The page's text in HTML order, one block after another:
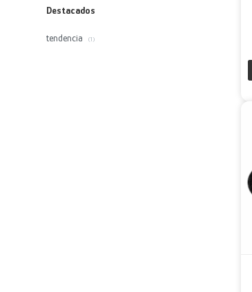
Destacados
tendencia (1)